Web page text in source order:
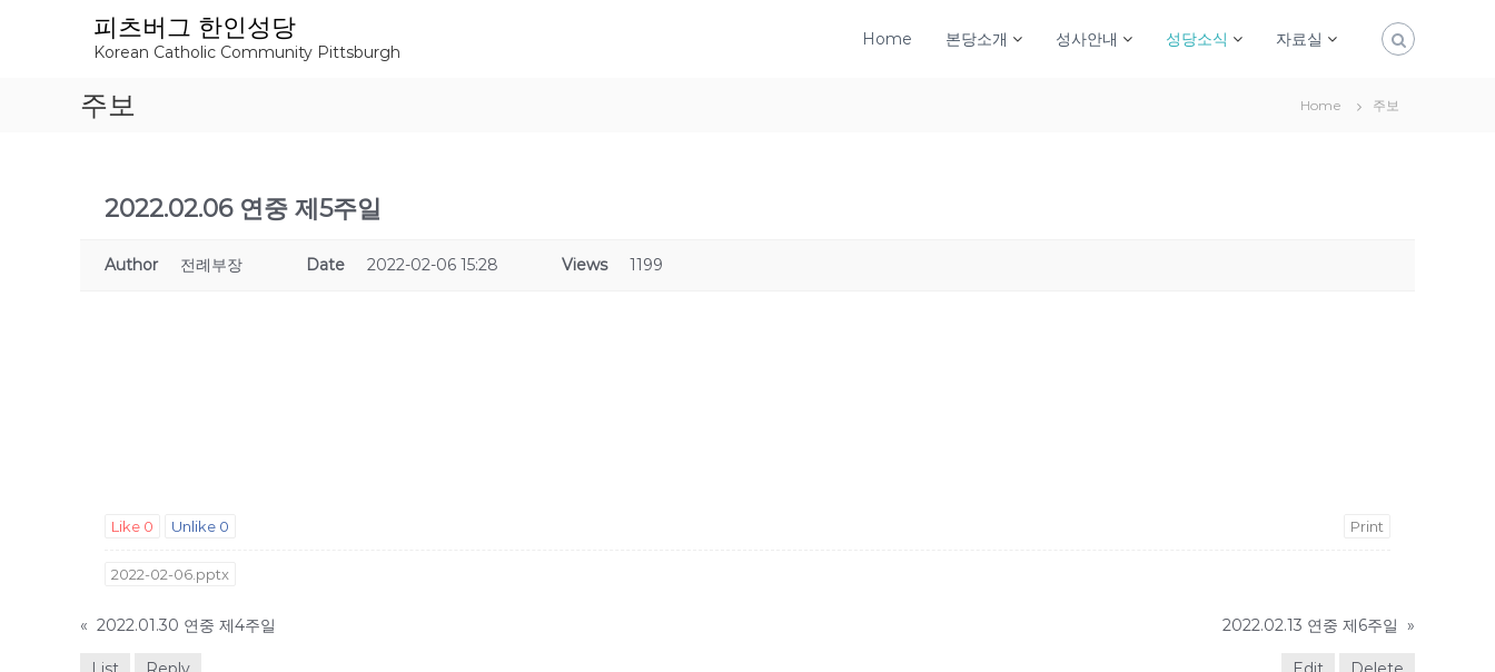
피츠버그 한인성당
Korean Catholic Community Pittsburgh
Home 본당소개 성사안내 성당소식 자료실
주보 Home 주보
2022.02.06 연중 제5주일
Author 전례부장 Date 2022-02-06 15:28 Views 1199
Like 0 Unlike 0 Print
2022-02-06.pptx
« 2022.01.30 연중 제4주일 2022.02.13 연중 제6주일 »